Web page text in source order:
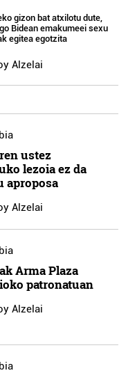
gizon bat atxilotu dute,
Bidean emakumeei sexu
egitea egotzita
Alzelai
ustez
lezoia ez da
aproposa
Alzelai
Arma Plaza
patronatuan
Alzelai